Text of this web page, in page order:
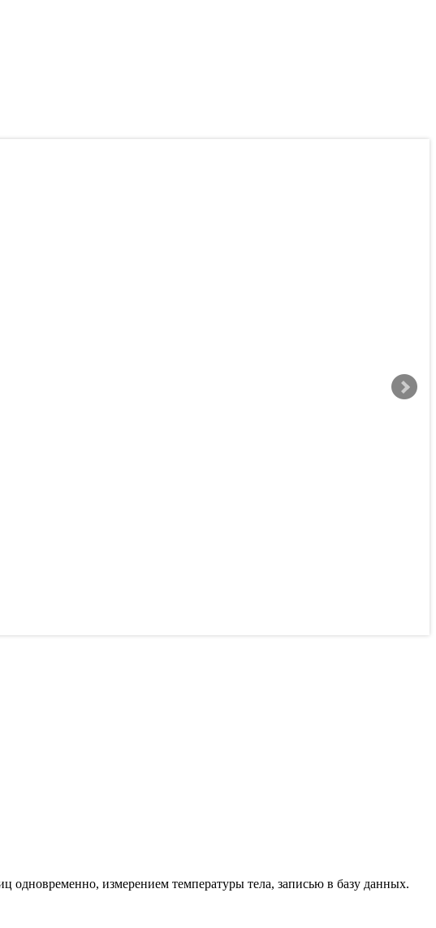
одновременно, измерением температуры тела, записью в базу данных.